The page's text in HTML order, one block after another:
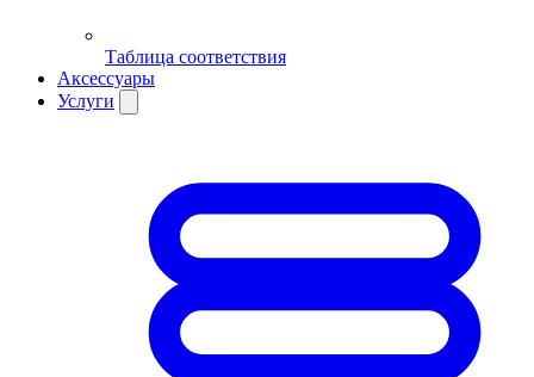
Таблица соответствия
Аксессуары
Услуги